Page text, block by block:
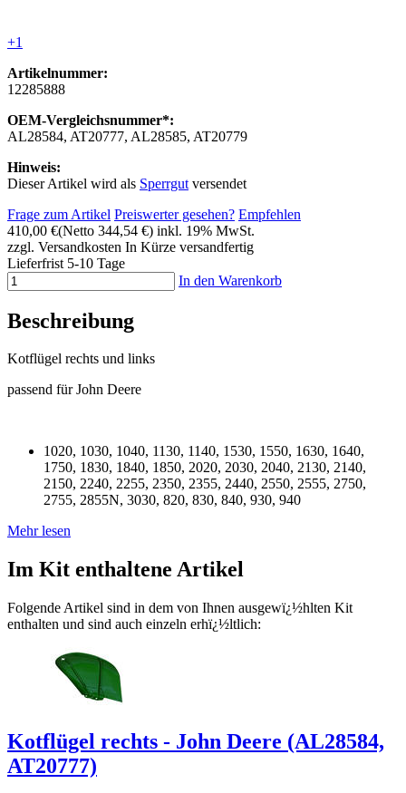
+1
Artikelnummer:
12285888
OEM-Vergleichsnummer*:
AL28584, AT20777, AL28585, AT20779
Hinweis:
Dieser Artikel wird als Sperrgut versendet
Frage zum Artikel Preiswerter gesehen? Empfehlen
410,00 €(Netto 344,54 €) inkl. 19% MwSt.
zzgl. Versandkosten In Kürze versandfertig
Lieferfrist 5-10 Tage
In den Warenkorb
Beschreibung
Kotflügel rechts und links
passend für John Deere
1020, 1030, 1040, 1130, 1140, 1530, 1550, 1630, 1640,
1750, 1830, 1840, 1850, 2020, 2030, 2040, 2130, 2140,
2150, 2240, 2255, 2350, 2355, 2440, 2550, 2555, 2750,
2755, 2855N, 3030, 820, 830, 840, 930, 940
Mehr lesen
Im Kit enthaltene Artikel
Folgende Artikel sind in dem von Ihnen ausgewï¿½hlten Kit
enthalten und sind auch einzeln erhï¿½ltlich:
Kotflügel rechts - John Deere (AL28584,
AT20777)